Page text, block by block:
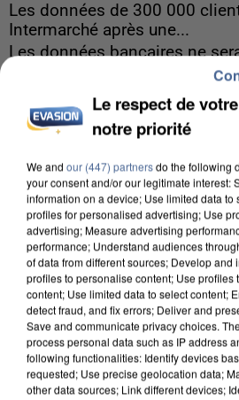
Les données de 300 000
Intermarché après une...
Les données bancaires ne
Le respect de
notre priorité
We and our (447) partnersdo the following
your consent and/or our legitimate interest:
information on a device; Use limited data to
profiles for personalised advertising; Use
advertising; Measure advertising
performance; Understand audiences
of data from different sources; Develop and
profiles to personalise content; Use profiles
content; Use limited data to select content;
detect fraud, and fix errors; Deliver and
Save and communicate privacy choices.
process personal data such as IP address
following functionalities: Identify devices
requested; Use precise geolocation data;
other data sources; Link different devices;